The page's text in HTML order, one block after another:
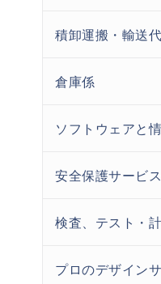
積卸運搬・輸送
倉庫係
ソフトウェアと
安全保護サービ
検査、テスト・
プロのデザイン